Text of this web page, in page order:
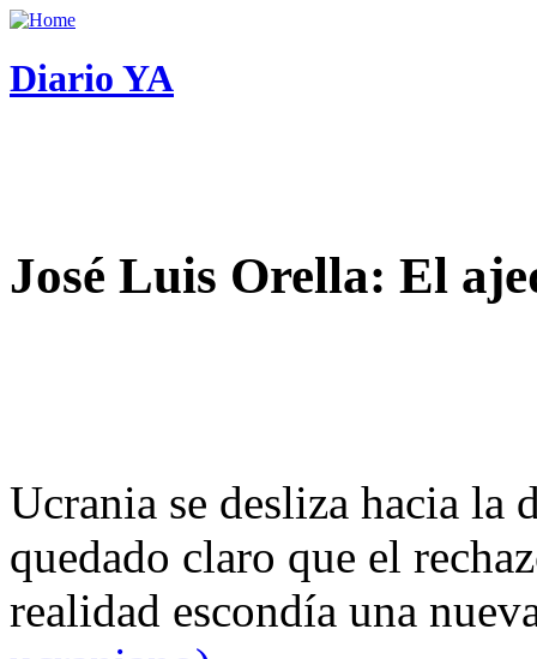
Diario YA
José Luis Orella: El
Ucrania se desliza hacia
quedado claro que el
realidad escondía una